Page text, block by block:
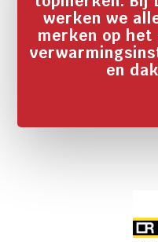
werken we
merken op
en